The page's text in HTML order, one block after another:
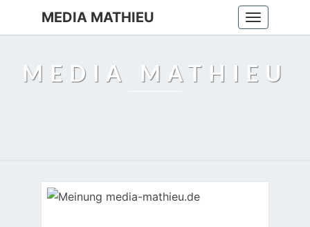
Toggle
navigation
MEDIA MATHIEU
MEDIA MATHIEU